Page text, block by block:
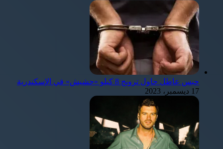
حبس عاطل حاول ترويج 8 كيلو «حشيش» في الإسكندرية
17 ديسمبر، 2023